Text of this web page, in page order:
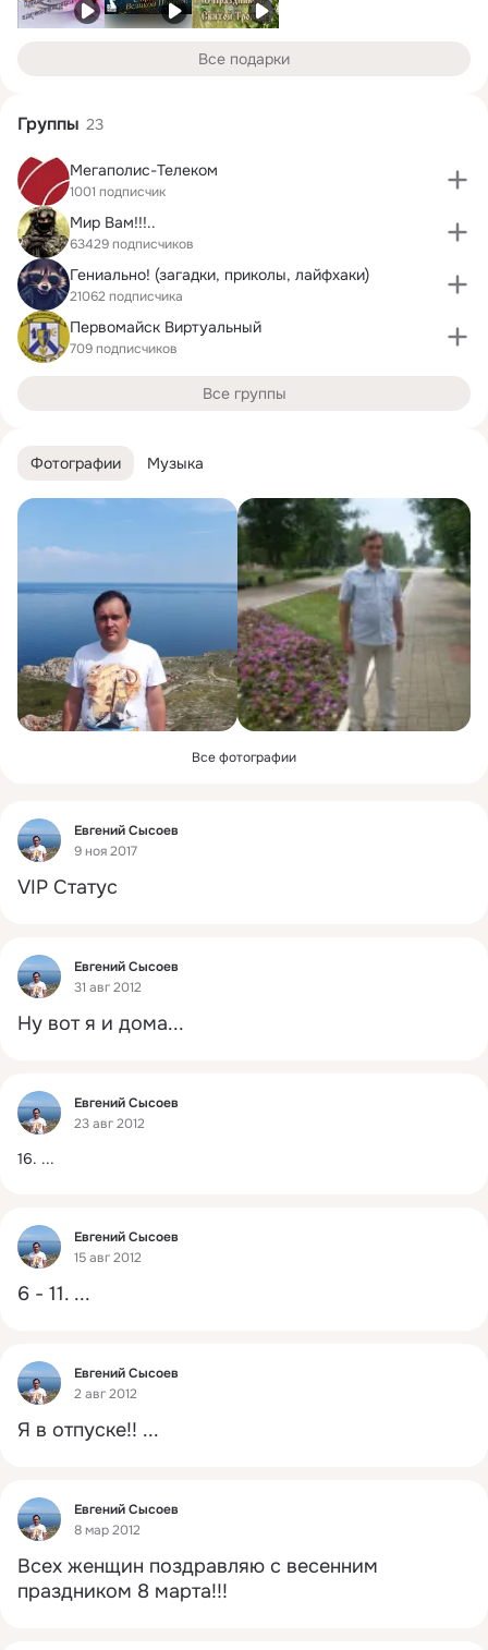
Фотографии Музыка
Все фотографии
Фид
Евгений Сысоев
9 ноя 2017
VIP Статус
Фид
Евгений Сысоев
31 авг 2012
Ну вот я и дома...
Фид
Евгений Сысоев
23 авг 2012
16. ...
Фид
Евгений Сысоев
15 авг 2012
6 - 11. ...
Фид
Евгений Сысоев
2 авг 2012
Я в отпуске!! ...
Фид
Евгений Сысоев
8 мар 2012
Всех женщин поздравляю с весенним
праздником 8 марта!!!
Все подарки
Группы 23
Мегаполис-Телеком
1001 подписчик
Мир Вам!!!..
63429 подписчиков
Гениально! (загадки, приколы, лайфхаки)
21062 подписчика
Первомайск Виртуальный
709 подписчиков
Все группы